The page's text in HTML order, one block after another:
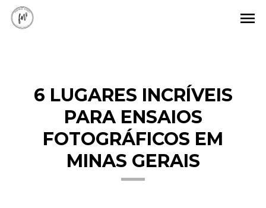
menu
6 LUGARES INCRÍVEIS
PARA ENSAIOS
FOTOGRÁFICOS EM
MINAS GERAIS